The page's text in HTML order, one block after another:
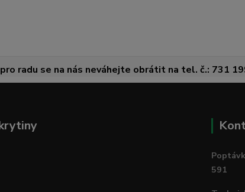
radu se na nás neváhejte obrátit na tel. č.: 731
591